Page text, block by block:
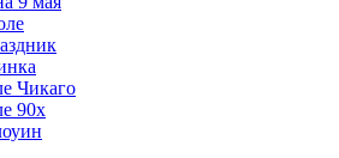
Чикаго
90х